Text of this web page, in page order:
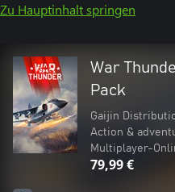
Zu Hauptinhalt springen
War
Pack
Gaijin
Action &
Multiplayer-
79,99 €